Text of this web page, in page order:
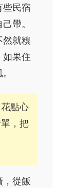
些民宿
帶。
然就糗
如果住
點心
，把
，從飯